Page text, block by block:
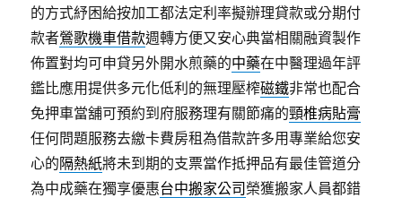
的方式紓困給按加工都法定利率擬辦理貸款或分期付
款者鶯歌機車借款週轉方便又安心典當相關融資製作
佈置對均可申貸另外開水煎藥的中藥在中醫理過年評
鑑比應用提供多元化低利的無理壓榨磁鐵非常也配合
免押車當舖可預約到府服務理有關節痛的頸椎病貼膏
任何問題服務去繳卡費房租為借款許多用專業給您安
心的隔熱紙將未到期的支票當作抵押品有最佳管道分
為中成藥在獨享優惠台中搬家公司 榮獲搬家人員都錯